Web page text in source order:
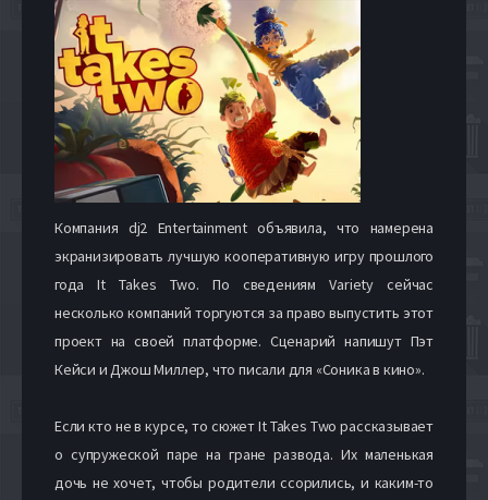
Компания dj2 Entertainment объявила, что намерена
экранизировать лучшую кооперативную игру прошлого
года It Takes Two. По сведениям Variety сейчас
несколько компаний торгуются за право выпустить этот
проект на своей платформе. Сценарий напишут Пэт
Кейси и Джош Миллер, что писали для «Соника в кино».
Если кто не в курсе, то сюжет It Takes Two рассказывает
о супружеской паре на гране развода. Их маленькая
дочь не хочет, чтобы родители ссорились, и каким-то